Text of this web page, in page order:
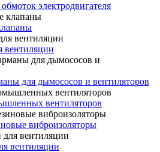
электродвигателя
вентиляции
для дымососов и вентиляторов
вентиляторов
виброизоляторы
вентиляции